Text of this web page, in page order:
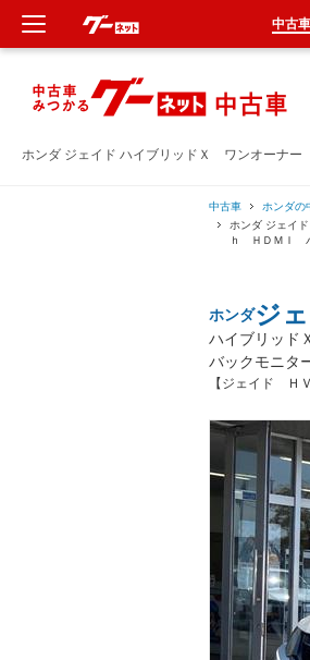
ホンダ ジェイド ハイブリッドＸ ワンオーナ
中古車 ホンダの
ホンダ ジェイ
ｈ ＨＤＭＩ
ホンダジ
ハイブリッ
バックモニタ
【ジェイド
中古車
新車
中古車